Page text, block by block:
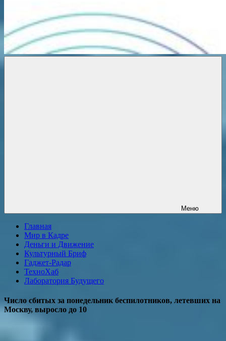
Меню
Главная
Мир в Кадре
Деньги и Движение
Культурный Бриф
Гаджет-Радар
ТехноХаб
Лаборатория Будущего
Число сбитых за понедельник беспилотников, летевших на
Москву, выросло до 10